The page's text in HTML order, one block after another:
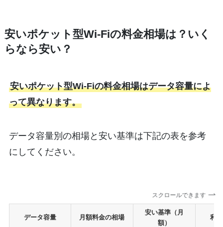
安いポケット型Wi-Fiの料金相場は？いく
らなら安い？
安いポケット型Wi-Fiの料金相場はデータ容量によ
って異なります。
データ容量別の相場と安い基準は下記の表を参考
にしてください。
スクロールできます
データ容量 月額料金の相場
安い基準（月
額）
利